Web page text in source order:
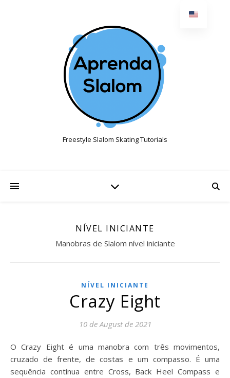
Freestyle Slalom Skating Tutorials
NÍVEL INICIANTE
Manobras de Slalom nível iniciante
NÍVEL INICIANTE
Crazy Eight
10 de August de 2021
O Crazy Eight é uma manobra com três movimentos,
cruzado de frente, de costas e um compasso. É uma
sequência contínua entre Cross, Back Heel Compass e